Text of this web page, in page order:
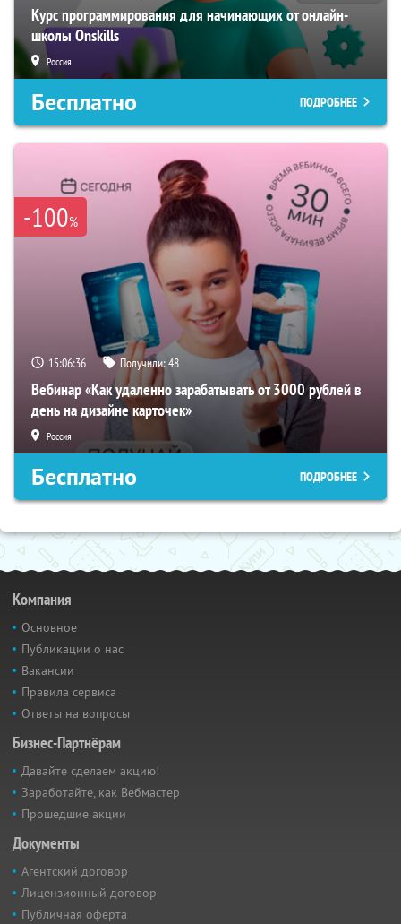
Курс программирования для начинающих от онлайн-
школы Onskills
Россия
Бесплатно ПОДРОБНЕЕ
-100%
15:06:35 Получили:48
Вебинар «Как удаленно зарабатывать от 3000 рублей в
день на дизайне карточек»
Россия
Бесплатно ПОДРОБНЕЕ
Компания
Основное
Публикации о нас
Вакансии
Правила сервиса
Ответы на вопросы
Бизнес-Партнёрам
Давайте сделаем акцию!
Заработайте, как Вебмастер
Прошедшие акции
Документы
Агентский договор
Лицензионный договор
Публичная оферта